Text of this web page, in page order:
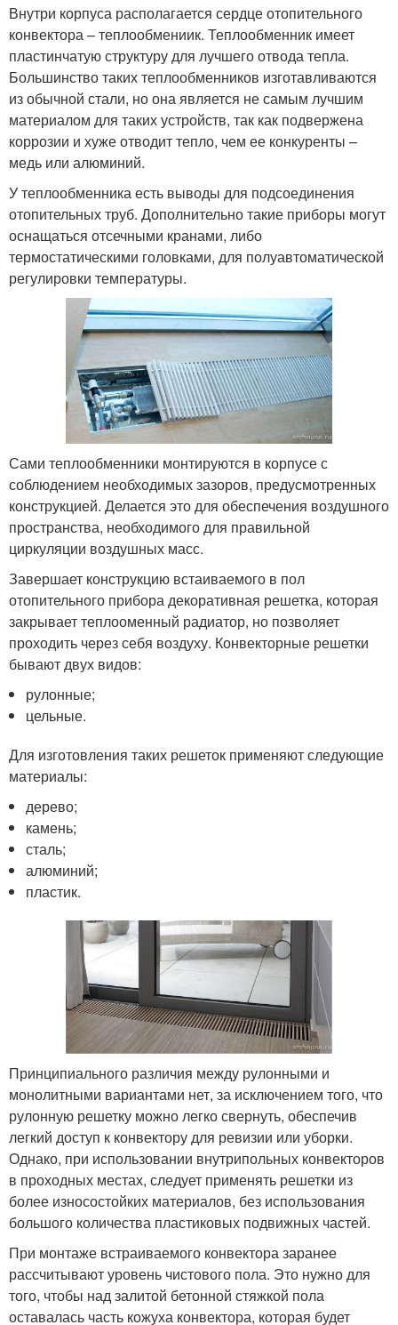
Внутри корпуса располагается сердце отопительного
конвектора – теплообмениик. Теплообменник имеет
пластинчатую структуру для лучшего отвода тепла.
Большинство таких теплообменников изготавливаются
из обычной стали, но она является не самым лучшим
материалом для таких устройств, так как подвержена
коррозии и хуже отводит тепло, чем ее конкуренты –
медь или алюминий.
У теплообменника есть выводы для подсоединения
отопительных труб. Дополнительно такие приборы могут
оснащаться отсечными кранами, либо
термостатическими головками, для полуавтоматической
регулировки температуры.
Сами теплообменники монтируются в корпусе с
соблюдением необходимых зазоров, предусмотренных
конструкцией. Делается это для обеспечения воздушного
пространства, необходимого для правильной
циркуляции воздушных масс.
Завершает конструкцию встаиваемого в пол
отопительного прибора декоративная решетка, которая
закрывает теплооменный радиатор, но позволяет
проходить через себя воздуху. Конвекторные решетки
бывают двух видов:
рулонные;
цельные.
Для изготовления таких решеток применяют следующие
материалы:
дерево;
камень;
сталь;
алюминий;
пластик.
Принципиального различия между рулонными и
монолитными вариантами нет, за исключением того, что
рулонную решетку можно легко свернуть, обеспечив
легкий доступ к конвектору для ревизии или уборки.
Однако, при использовании внутрипольных конвекторов
в проходных местах, следует применять решетки из
более износостойких материалов, без использования
большого количества пластиковых подвижных частей.
При монтаже встраиваемого конвектора заранее
рассчитывают уровень чистового пола. Это нужно для
того, чтобы над залитой бетонной стяжкой пола
оставалась часть кожуха конвектора, которая будет